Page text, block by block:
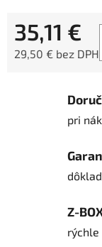
35,11 €
29,50 € bez DPH
pri
Z-
rýchle